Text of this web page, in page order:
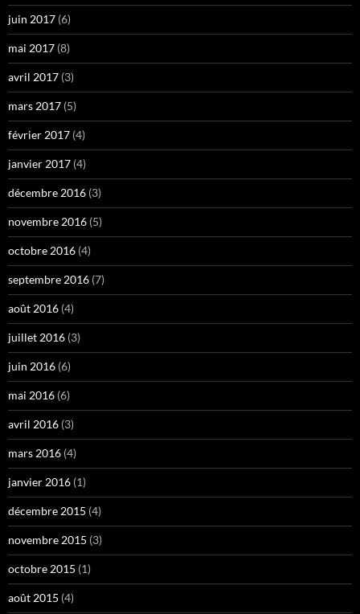
juin 2017 (6)
mai 2017 (8)
avril 2017 (3)
mars 2017 (5)
février 2017 (4)
janvier 2017 (4)
décembre 2016 (3)
novembre 2016 (5)
octobre 2016 (4)
septembre 2016 (7)
août 2016 (4)
juillet 2016 (3)
juin 2016 (6)
mai 2016 (6)
avril 2016 (3)
mars 2016 (4)
janvier 2016 (1)
décembre 2015 (4)
novembre 2015 (3)
octobre 2015 (1)
août 2015 (4)